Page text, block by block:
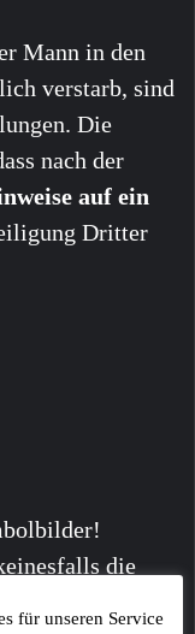
Mann in den
verstarb, sind
Die
nach der
auf ein
Dritter
die
für unseren Service